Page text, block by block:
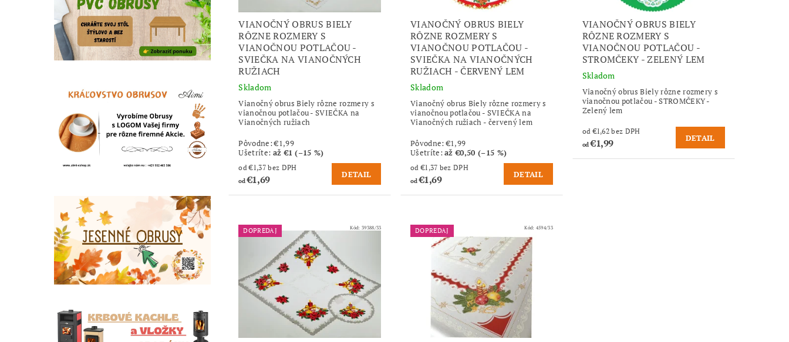
VIANOČNÝ OBRUS BIELY
RÔZNE ROZMERY S
VIANOČNOU POTLAČOU -
SVIEČKA NA VIANOČNÝCH
RUŽIACH
Skladom
Vianočný obrus Biely rôzne rozmery s
vianočnou potlačou - SVIEČKA na
Vianočných ružiach
Pôvodne:€1,99
Ušetríte: až €1 (–15 %)
od €1,37 bez DPH
od€1,69 DETAIL
VIANOČNÝ OBRUS BIELY
RÔZNE ROZMERY S
VIANOČNOU POTLAČOU -
SVIEČKA NA VIANOČNÝCH
RUŽIACH - ČERVENÝ LEM
Skladom
Vianočný obrus Biely rôzne rozmery s
vianočnou potlačou - SVIEČKA na
Vianočných ružiach - červený lem
Pôvodne:€1,99
Ušetríte:až €0,50 (–15 %)
od €1,37 bez DPH
od€1,69 DETAIL
VIANOČNÝ OBRUS BIELY
RÔZNE ROZMERY S
VIANOČNOU POTLAČOU -
STROMČEKY - ZELENÝ LEM
Skladom
Vianočný obrus Biely rôzne rozmery s
vianočnou potlačou - STROMČEKY -
Zelený lem
od €1,62 bez DPH
od€1,99 DETAIL
DOPREDAJ Kód: 39388/33 DOPREDAJ Kód: 4594/33